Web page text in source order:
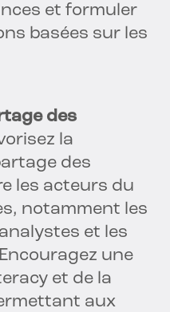
et formuler
basées sur les
des
la
des
les acteurs du
notamment les
et les
une
et de la
aux